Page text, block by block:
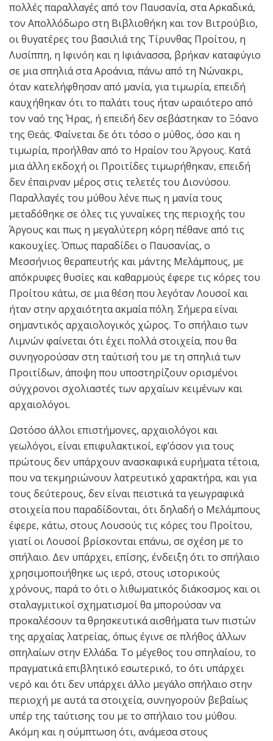
πολλές παραλλαγές από τον Παυσανία, στα Αρκαδικά,
τον Απολλόδωρο στη Βιβλιοθήκη και τον Βιτρούβιο,
οι θυγατέρες του βασιλιά της Τίρυνθας Προίτου, η
Λυσίππη, η Ιφινόη και η Ιφιάνασσα, βρήκαν καταφύγιο
σε μια σπηλιά στα Αροάνια, πάνω από τη Νώνακρι,
όταν κατελήφθησαν από μανία, για τιμωρία, επειδή
καυχήθηκαν ότι το παλάτι τους ήταν ωραιότερο από
τον ναό της Ήρας, ή επειδή δεν σεβάστηκαν το Ξόανο
της Θεάς. Φαίνεται δε ότι τόσο ο μύθος, όσο και η
τιμωρία, προήλθαν από το Ηραίον του Άργους. Κατά
μια άλλη εκδοχή οι Προιτίδες τιμωρήθηκαν, επειδή
δεν έπαιρναν μέρος στις τελετές του Διονύσου.
Παραλλαγές του μύθου λένε πως η μανία τους
μεταδόθηκε σε όλες τις γυναίκες της περιοχής του
Άργους και πως η μεγαλύτερη κόρη πέθανε από τις
κακουχίες. Όπως παραδίδει ο Παυσανίας, ο
Μεσσήνιος θεραπευτής και μάντης Μελάμπους, με
απόκρυφες θυσίες και καθαρμούς έφερε τις κόρες του
Προίτου κάτω, σε μια θέση που λεγόταν Λουσοί και
ήταν στην αρχαιότητα ακμαία πόλη. Σήμερα είναι
σημαντικός αρχαιολογικός χώρος. Το σπήλαιο των
Λιμνών φαίνεται ότι έχει πολλά στοιχεία, που θα
συνηγορούσαν στη ταύτισή του με τη σπηλιά των
Προιτίδων, άποψη που υποστηρίζουν ορισμένοι
σύγχρονοι σχολιαστές των αρχαίων κειμένων και
αρχαιολόγοι.
Ωστόσο άλλοι επιστήμονες, αρχαιολόγοι και
γεωλόγοι, είναι επιφυλακτικοί, εφ’όσον για τους
πρώτους δεν υπάρχουν ανασκαφικά ευρήματα τέτοια,
που να τεκμηριώνουν λατρευτικό χαρακτήρα, και για
τους δεύτερους, δεν είναι πειστικά τα γεωγραφικά
στοιχεία που παραδίδονται, ότι δηλαδή ο Μελάμπους
έφερε, κάτω, στους Λουσούς τις κόρες του Προίτου,
γιατί οι Λουσοί βρίσκονται επάνω, σε σχέση με το
σπήλαιο. Δεν υπάρχει, επίσης, ένδειξη ότι το σπήλαιο
χρησιμοποιήθηκε ως ιερό, στους ιστορικούς
χρόνους, παρά το ότι ο λιθωματικός διάκοσμος και οι
σταλαγμιτικοί σχηματισμοί θα μπορούσαν να
προκαλέσουν τα θρησκευτικά αισθήματα των πιστών
της αρχαίας λατρείας, όπως έγινε σε πλήθος άλλων
σπηλαίων στην Ελλάδα. Το μέγεθος του σπηλαίου, το
πραγματικά επιβλητικό εσωτερικό, το ότι υπάρχει
νερό και ότι δεν υπάρχει άλλο μεγάλο σπήλαιο στην
περιοχή με αυτά τα στοιχεία, συνηγορούν βεβαίως
υπέρ της ταύτισης του με το σπήλαιο του μύθου.
Ακόμη και η σύμπτωση ότι, ανάμεσα στους